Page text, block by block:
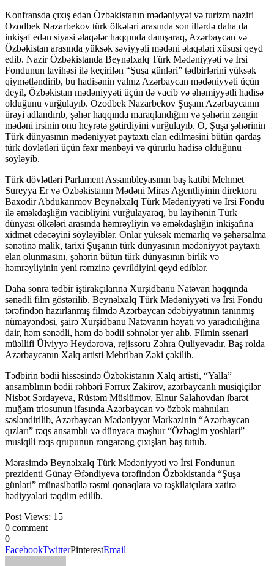
Konfransda çıxış edən Özbəkistanın mədəniyyət və turizm naziri
Ozodbek Nazarbekov türk ölkələri arasında son illərdə daha da
inkişaf edən siyasi əlaqələr haqqında danışaraq, Azərbaycan və
Özbəkistan arasında yüksək səviyyəli mədəni əlaqələri xüsusi qeyd
edib. Nazir Özbəkistanda Beynəlxalq Türk Mədəniyyəti və İrsi
Fondunun layihəsi ilə keçirilən “Şuşa günləri” tədbirlərini yüksək
qiymətləndirib, bu hadisənin yalnız Azərbaycan mədəniyyəti üçün
deyil, Özbəkistan mədəniyyəti üçün də vacib və əhəmiyyətli hadisə
olduğunu vurğulayıb. Ozodbek Nazarbekov Şuşanı Azərbaycanın
ürəyi adlandırıb, şəhər haqqında maraqlandığını və şəhərin zəngin
mədəni irsinin onu heyrətə gətirdiyini vurğulayıb. O, Şuşa şəhərinin
Türk dünyasının mədəniyyət paytaxtı elan edilməsini bütün qardaş
türk dövlətləri üçün fəxr mənbəyi və qürurlu hadisə olduğunu
söyləyib.
Türk dövlətləri Parlament Assambleyasının baş katibi Mehmet
Sureyya Er və Özbəkistanın Mədəni Miras Agentliyinin direktoru
Baxodir Abdukarımov Beynəlxalq Türk Mədəniyyəti və İrsi Fondu
ilə əməkdaşlığın vacibliyini vurğulayaraq, bu layihənin Türk
dünyası ölkələri arasında həmrəyliyin və əməkdaşlığın inkişafına
xidmət edəcəyini söyləyiblər. Onlar yüksək memarlıq və şəhərsalma
sənətinə malik, tarixi Şuşanın türk dünyasının mədəniyyət paytaxtı
elan olunmasını, şəhərin bütün türk dünyasının birlik və
həmrəyliyinin yeni rəmzinə çevrildiyini qeyd ediblər.
Daha sonra tədbir iştirakçılarına Xurşidbanu Natəvan haqqında
sənədli film göstərilib. Beynəlxalq Türk Mədəniyyəti və İrsi Fondu
tərəfindən hazırlanmış filmdə Azərbaycan ədəbiyyatının tanınmış
nümayəndəsi, şairə Xurşidbanu Natəvanın həyatı və yaradıcılığına
dair, həm sənədli, həm də bədii səhnələr yer alıb. Filmin ssenari
müəllifi Ülviyyə Heydərova, rejissoru Zəhra Quliyevadır. Baş rolda
Azərbaycanın Xalq artisti Mehriban Zəki çəkilib.
Tədbirin bədii hissəsində Özbəkistanın Xalq artisti, “Yalla”
ansamblının bədii rəhbəri Fərrux Zakirov, azərbaycanlı musiqiçilər
Nisbət Sərdayeva, Rüstəm Müslümov, Elnur Salahovdan ibarət
muğam triosunun ifasında Azərbaycan və özbək mahnıları
səsləndirilib, Azərbaycan Mədəniyyət Mərkəzinin “Azərbaycan
qızları” rəqs ansamblı və dünyaca məşhur “Özbəgim yoshlari”
musiqili rəqs qrupunun rəngarəng çıxışları baş tutub.
Mərasimdə Beynəlxalq Türk Mədəniyyəti və İrsi Fondunun
prezidenti Günay Əfəndiyeva tərəfindən Özbəkistanda “Şuşa
günləri” münasibətilə rəsmi qonaqlara və təşkilatçılara xatirə
hədiyyələri təqdim edilib.
Post Views: 15
0 comment
0
FacebookTwitterPinterestEmail